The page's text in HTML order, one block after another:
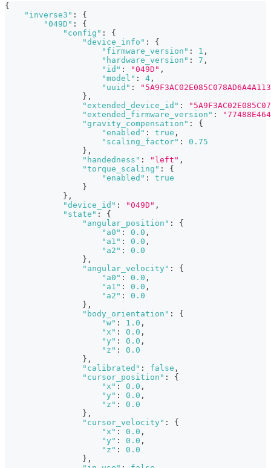
{
"inverse3" :
{
"049D" :
{
"config" :
{
"device_info" :
{
"firmware_version" : 1 ,
"hardware_version" : 7 ,
"id" : "049D" ,
"model" : 4 ,
"uuid" :
} ,
"extended_device_id" :
"extended_firmware_version" :
"gravity_compensation" :
{
"enabled" : true ,
"scaling_factor" :
0.75
} ,
"handedness" : "left" ,
"torque_scaling" :
{
"enabled" :
true
}
} ,
"device_id" : "049D" ,
"state" :
{
"angular_position" :
{
"a0" : 0.0 ,
"a1" : 0.0 ,
"a2" :
0.0
} ,
"angular_velocity" :
{
"a0" : 0.0 ,
"a1" : 0.0 ,
"a2" :
0.0
} ,
"body_orientation" :
{
"w" : 1.0 ,
"x" : 0.0 ,
"y" : 0.0 ,
"z" :
0.0
} ,
"calibrated" : false ,
"cursor_position" :
{
"x" : 0.0 ,
"y" : 0.0 ,
"z" :
0.0
} ,
"cursor_velocity" :
{
"x" : 0.0 ,
"y" : 0.0 ,
"z" :
0.0
} ,